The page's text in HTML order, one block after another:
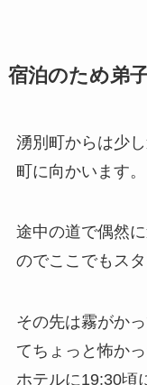
宿泊のため弟
湧別町からは少
町に向かいます。
途中の道で偶然
のでここでもス
その先は霧がか
てちょっと怖か
ホテルに19:30頃